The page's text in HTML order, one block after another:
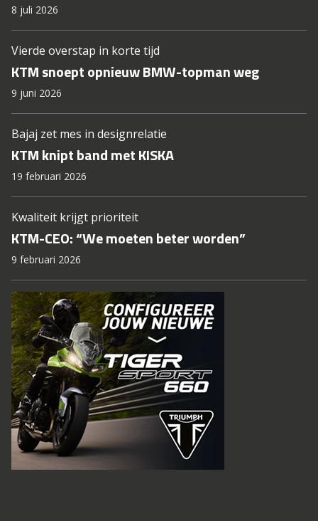
8 juli 2026
Vierde overstap in korte tijd
KTM snoept opnieuw BMW-topman weg
9 juni 2026
Bajaj zet mes in designrelatie
KTM knipt band met KISKA
19 februari 2026
Kwaliteit krijgt prioriteit
KTM-CEO: “We moeten beter worden”
9 februari 2026